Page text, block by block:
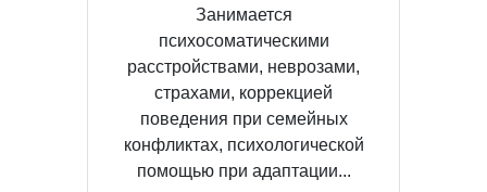
Занимается
психосоматическими
расстройствами, неврозами,
страхами, коррекцией
поведения при семейных
конфликтах, психологической
помощью при адаптации...